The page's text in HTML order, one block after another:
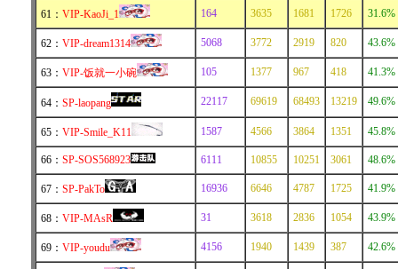
61： VIP-KaoJi_1 164 3635 1681 1726 31.6%
62： VIP-dream1314 5068 3772 2919 820 43.6%
63： VIP-饭就一小碗 105 1377 967 418 41.3%
64： SP-laopang 22117 69619 68493 13219 49.6%
65： VIP-Smile_K11 1587 4566 3864 1351 45.8%
66： SP-SOS568923 6111 10855 10251 3061 48.6%
67： SP-PakTo 16936 6646 4787 1725 41.9%
68： VIP-MAsR 31 3618 2836 1054 43.9%
69： VIP-youdu 4156 1940 1439 387 42.6%